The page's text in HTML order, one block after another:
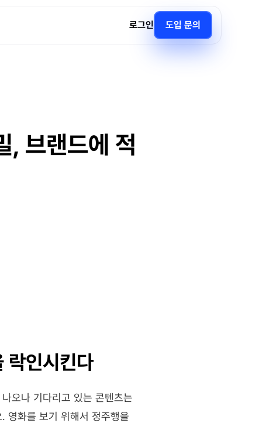
로그인 도입 문의
, 브랜드에 적
락인시킨다
오나 기다리고 있는 콘텐츠는
영화를 보기 위해서 정주행을